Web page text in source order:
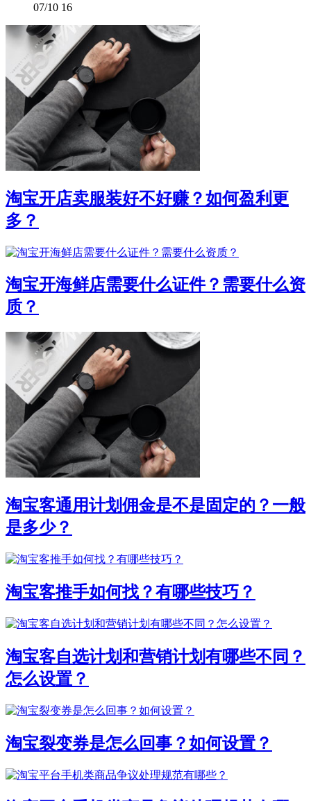
07/10 16
淘宝开店卖服装好不好赚？如何盈利更
多？
淘宝开海鲜店需要什么证件？需要什么资
质？
淘宝客通用计划佣金是不是固定的？一般
是多少？
淘宝客推手如何找？有哪些技巧？
淘宝客自选计划和营销计划有哪些不同？
怎么设置？
淘宝裂变券是怎么回事？如何设置？